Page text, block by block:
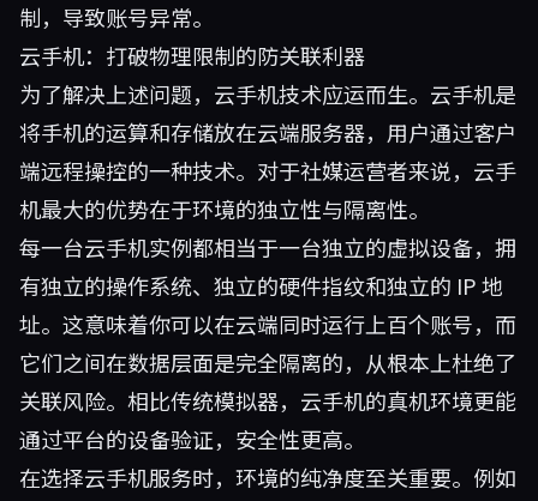
制，导致账号异常。
云手机：打破物理限制的防关联利器
为了解决上述问题，云手机技术应运而生。云手机是
将手机的运算和存储放在云端服务器，用户通过客户
端远程操控的一种技术。对于社媒运营者来说，云手
机最大的优势在于环境的独立性与隔离性。
每一台云手机实例都相当于一台独立的虚拟设备，拥
有独立的操作系统、独立的硬件指纹和独立的 IP 地
址。这意味着你可以在云端同时运行上百个账号，而
它们之间在数据层面是完全隔离的，从根本上杜绝了
关联风险。相比传统模拟器，云手机的真机环境更能
通过平台的设备验证，安全性更高。
在选择云手机服务时，环境的纯净度至关重要。例如